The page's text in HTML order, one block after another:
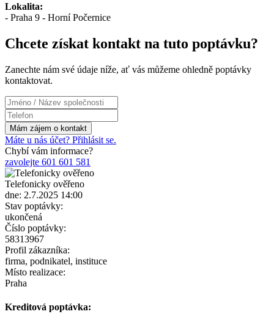
Lokalita:
- Praha 9 - Horní Počernice
Chcete získat kontakt na tuto poptávku?
Zanechte nám své údaje níže, ať vás můžeme ohledně poptávky
kontaktovat.
Máte u nás účet? Přihlásit se.
Chybí vám informace?
zavolejte 601 601 581
Telefonicky ověřeno
dne: 2.7.2025 14:00
Stav poptávky:
ukončená
Číslo poptávky:
58313967
Profil zákazníka:
firma, podnikatel, instituce
Místo realizace:
Praha
Kreditová poptávka: